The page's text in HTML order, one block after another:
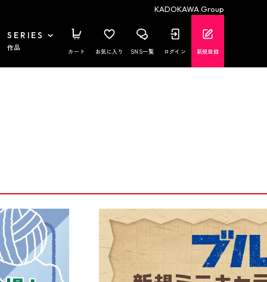
KADOKAWA Group
SERIES
作品 カート お気に入り SNS一覧 ログイン 新規登録